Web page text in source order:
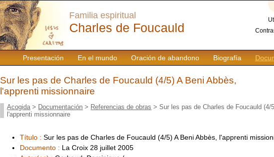
Presentación En el mundo Oración de abandono Biografía
Familia espiritual
Charles de Foucauld
Sur les pas de Charles de Foucauld (4/5) A Beni Abbès,
l'apprenti missionnaire
Acogida > Documentación > Referencias de obras > Sur les pas de Charles de Foucauld (4/
l'apprenti missionnaire
Título : Sur les pas de Charles de Foucauld (4/5) A Beni Abbès, l'apprenti
Documento : La Croix 28 juillet 2005